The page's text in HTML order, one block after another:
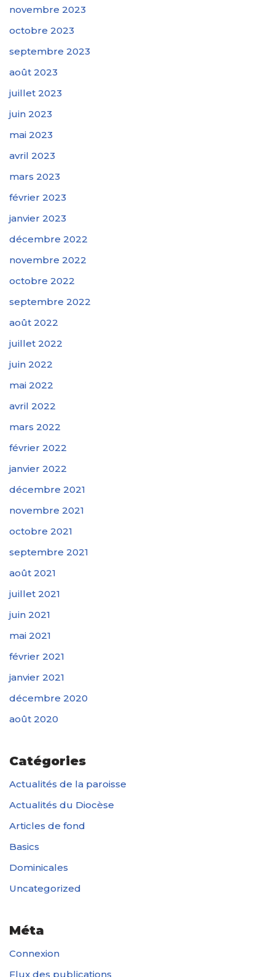
novembre 2023
octobre 2023
septembre 2023
août 2023
juillet 2023
juin 2023
mai 2023
avril 2023
mars 2023
février 2023
janvier 2023
décembre 2022
novembre 2022
octobre 2022
septembre 2022
août 2022
juillet 2022
juin 2022
mai 2022
avril 2022
mars 2022
février 2022
janvier 2022
décembre 2021
novembre 2021
octobre 2021
septembre 2021
août 2021
juillet 2021
juin 2021
mai 2021
février 2021
janvier 2021
décembre 2020
août 2020
Catégories
Actualités de la paroisse
Actualités du Diocèse
Articles de fond
Basics
Dominicales
Uncategorized
Méta
Connexion
Flux des publications